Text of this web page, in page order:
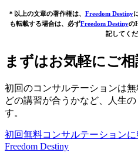
＊以上の文章の著作権は、 Freedom Destiny
も転載する場合は、必ずFreedom Destinyの
記してくだ
まずはお気軽にご
初回のコンサルテーションは無
どの講習が合うかなど、人生
す。
初回無料コンサルテーション
Freedom Destiny